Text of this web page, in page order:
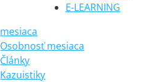
E-LEARNING
mesiaca
Osobnosť mesiaca
Články
Kazuistiky